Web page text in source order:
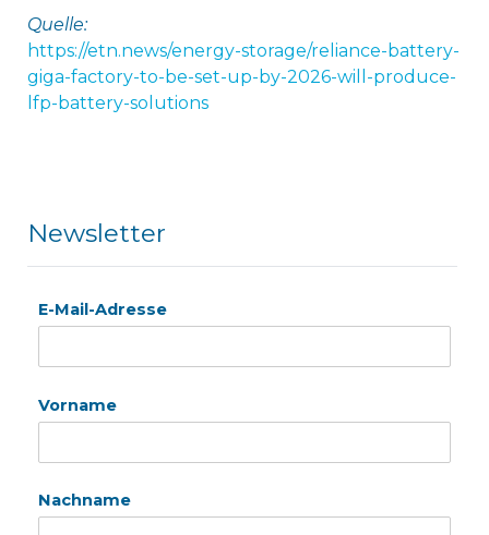
Quelle:
https://etn.news/energy-storage/reliance-battery-
giga-factory-to-be-set-up-by-2026-will-produce-
lfp-battery-solutions
Newsletter
E-Mail-Adresse
Vorname
Nachname